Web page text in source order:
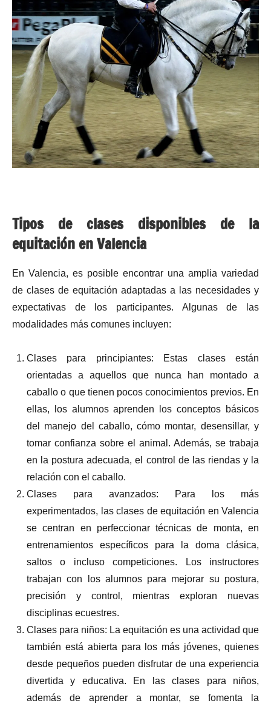
Tipos de clases disponibles de la
equitación en Valencia
En Valencia, es posible encontrar una amplia variedad
de clases de equitación adaptadas a las necesidades y
expectativas de los participantes. Algunas de las
modalidades más comunes incluyen:
Clases para principiantes: Estas clases están
orientadas a aquellos que nunca han montado a
caballo o que tienen pocos conocimientos previos. En
ellas, los alumnos aprenden los conceptos básicos
del manejo del caballo, cómo montar, desensillar, y
tomar confianza sobre el animal. Además, se trabaja
en la postura adecuada, el control de las riendas y la
relación con el caballo.
Clases para avanzados: Para los más
experimentados, las clases de equitación en Valencia
se centran en perfeccionar técnicas de monta, en
entrenamientos específicos para la doma clásica,
saltos o incluso competiciones. Los instructores
trabajan con los alumnos para mejorar su postura,
precisión y control, mientras exploran nuevas
disciplinas ecuestres.
Clases para niños: La equitación es una actividad que
también está abierta para los más jóvenes, quienes
desde pequeños pueden disfrutar de una experiencia
divertida y educativa. En las clases para niños,
además de aprender a montar, se fomenta la